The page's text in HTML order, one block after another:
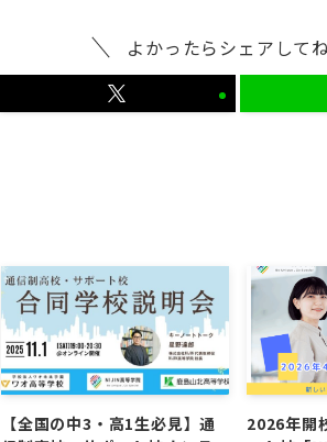
よかったらシェアして
【全国の中3・高1生必見】通
2026年開